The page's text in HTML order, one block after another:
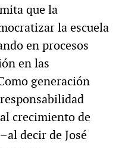
que la
la escuela
en procesos
en las
generación
crecimiento de
decir de José